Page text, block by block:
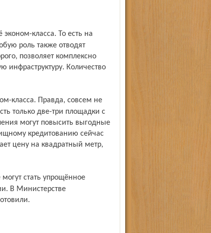
роль также отводят
позволяет комплексно
инфраструктуру. Количество
только две-три площадки с
могут повысить выгодные
кредитованию сейчас
цену на квадратный метр,
В Министерстве